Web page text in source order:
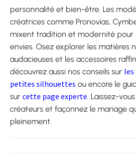
personnalité et bien-être. Les
créatrices comme Pronovias,
mixent tradition et modernité pour
envies. Osez explorer les matières
audacieuses et les accessoires
découvrez aussi nos conseils sur les
petites silhouettes ou encore le
sur cette page experte. Laissez-
créateurs et façonnez le mariage
pleinement.